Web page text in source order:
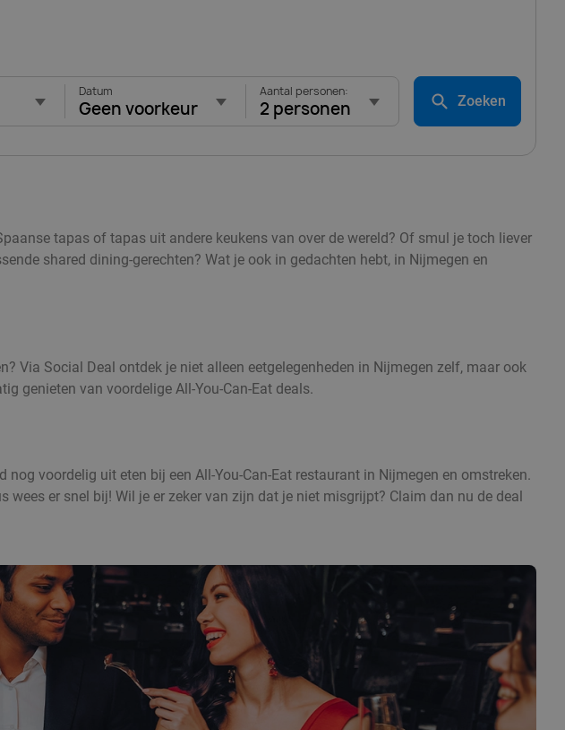
Datum
Geen voorkeur
Aantal personen:
2 personen Zoeken
tapas of tapas uit andere keukens van over de wereld? Of smul je toch liever
shared dining-gerechten? Wat je ook in gedachten hebt, in Nijmegen en
Via Social Deal ontdek je niet alleen eetgelegenheden in Nijmegen zelf, maar ook
genieten van voordelige All-You-Can-Eat deals.
voordelig uit eten bij een All-You-Can-Eat restaurant in Nijmegen en omstreken.
er snel bij! Wil je er zeker van zijn dat je niet misgrijpt? Claim dan nu de deal